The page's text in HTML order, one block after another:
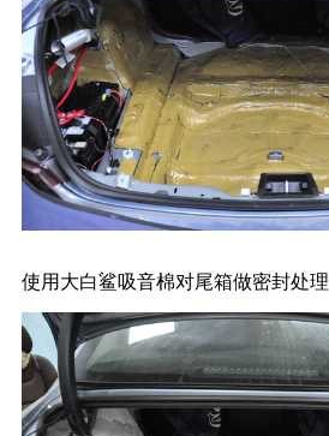
使用大白鲨吸音棉对尾箱做密封处理